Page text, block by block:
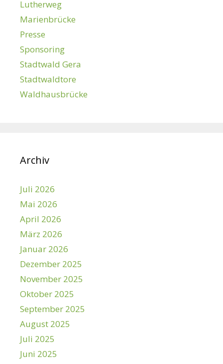
Lutherweg
Marienbrücke
Presse
Sponsoring
Stadtwald Gera
Stadtwaldtore
Waldhausbrücke
Archiv
Juli 2026
Mai 2026
April 2026
März 2026
Januar 2026
Dezember 2025
November 2025
Oktober 2025
September 2025
August 2025
Juli 2025
Juni 2025